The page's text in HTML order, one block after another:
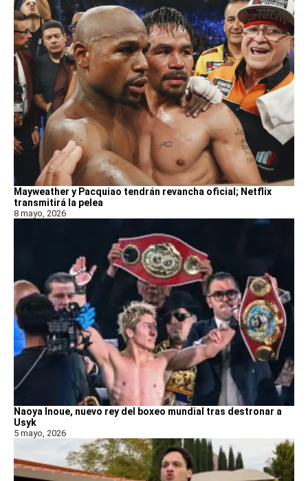
Mayweather y Pacquiao tendrán revancha oficial; Netflix
transmitirá la pelea
8 mayo, 2026
Naoya Inoue, nuevo rey del boxeo mundial tras destronar a
Usyk
5 mayo, 2026